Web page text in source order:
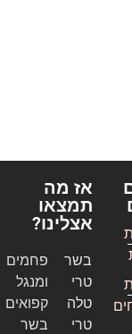
אז מה
תמצאו
אצלינו?
בשר
טרי
טלה
טרי
פחמים
ומנגל
קפואים
בשר